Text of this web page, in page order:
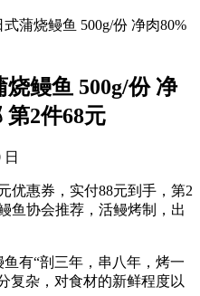
蒲烧鳗鱼 500g/份 净肉80%
鳗鱼 500g/份 净
第2件68元
优惠券，实付88元到手，第2
鱼协会推荐，活鳗烤制，出
有“剖三年，串八年，烤一
复杂，对食材的新鲜程度以